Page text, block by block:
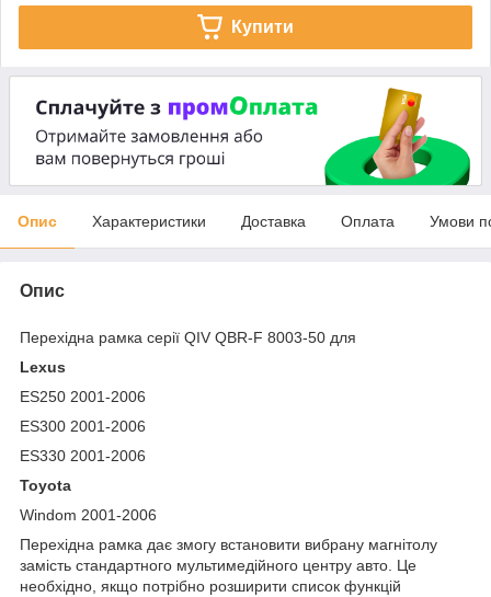
Купити
Опис Характеристики Доставка Оплата Умови
Опис
Перехідна рамка серії QIV QBR-F 8003-50 для
Lexus
ES250 2001-2006
ES300 2001-2006
ES330 2001-2006
Toyota
Windom 2001-2006
Перехідна рамка дає змогу встановити вибрану магнітолу
замість стандартного мультимедійного центру авто. Це
необхідно, якщо потрібно розширити список функцій